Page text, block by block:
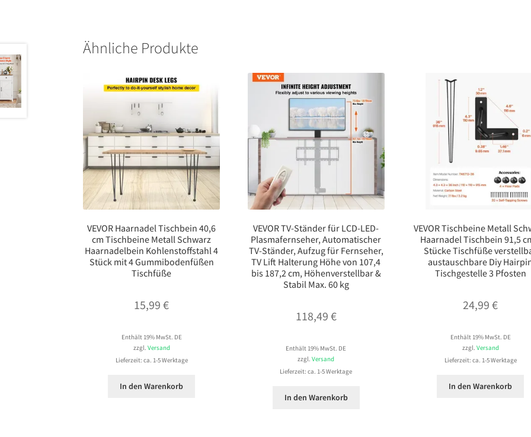
Ähnliche Produkte
VEVOR Haarnadel Tischbein 40,6
cm Tischbeine Metall Schwarz
Haarnadelbein Kohlenstoffstahl 4
Stück mit 4 Gummibodenfüßen
Tischfüße
15,99€
Enthält 19% MwSt. DE
zzgl. Versand
Lieferzeit: ca. 1-5 Werktage
In den Warenkorb
VEVOR TV-Ständer für LCD-LED-
Plasmafernseher, Automatischer
TV-Ständer, Aufzug für Fernseher,
TV Lift Halterung Höhe von 107,4
bis 187,2 cm, Höhenverstellbar &
Stabil Max. 60 kg
118,49 €
Enthält 19% MwSt. DE
zzgl.Versand
Lieferzeit: ca. 1-5 Werktage
In den Warenkorb
VEVOR Tischbeine Metall
Haarnadel Tischbein 91,5
Stücke Tischfüße
austauschbare Diy
Tischgestelle 3 Pfosten
24,99€
Enthält 19% MwSt. DE
zzgl. Versand
Lieferzeit: ca. 1-5 Werktage
In den Warenkorb